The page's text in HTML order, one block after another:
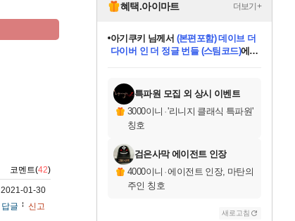
코멘트(42)
2021-01-30
답글
신고
혜택.아이마트 더보기+
당첨되셨습니다.
당첨되셨습니다.
eksxo님께서 디스코 엘리시움 최종판
(스팀코드) 에 당첨되셨습니다.
당첨되셨습니다.
당첨되셨습니다.
에디션 (스팀코드)를 교환.
당첨되셨습니다.
당첨되셨습니다.
당첨되셨습니다.
당첨되셨습니다.
특파원 모집 외 상시 이벤트
3000이니 ·'리니지 클래식 특파원'
칭호
검은사막 에이전트 인장
4000이니 ·에이전트 인장, 마탄의
주인 칭호
새로고침